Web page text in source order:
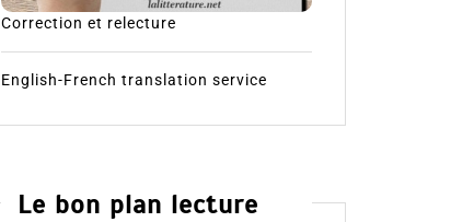
Correction et relecture
English-French translation service
Le bon plan lecture